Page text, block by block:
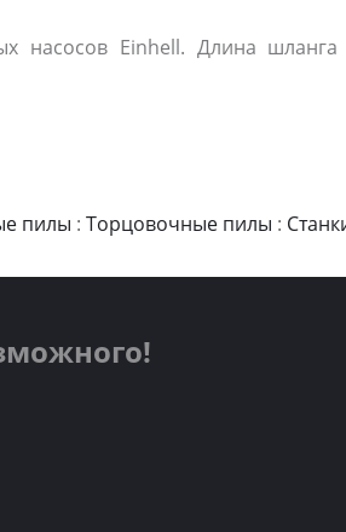
насосов Einhell. Длина
пилы : Торцовочные пилы :